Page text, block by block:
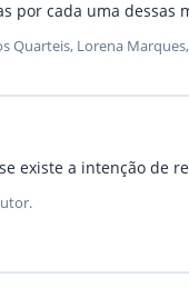
por cada uma dessas
Quarteis, Lorena
existe a intenção de